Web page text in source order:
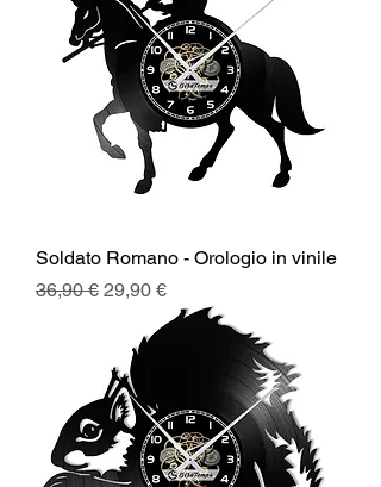
Soldato Romano - Orologio in vinile
Prezzo regolare
36,90 € Prezzo scontato
29,90 €